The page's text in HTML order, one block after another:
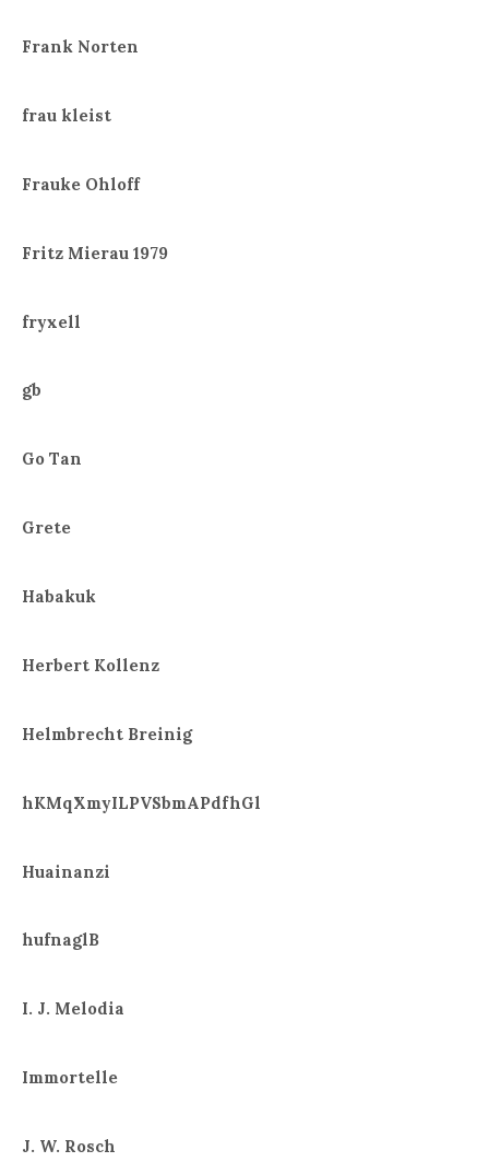
Frank Norten
frau kleist
Frauke Ohloff
Fritz Mierau 1979
fryxell
gb
Go Tan
Grete
Habakuk
Herbert Kollenz
Helmbrecht Breinig
hKMqXmyILPVSbmAPdfhGl
Huainanzi
hufnaglB
I. J. Melodia
Immortelle
J. W. Rosch